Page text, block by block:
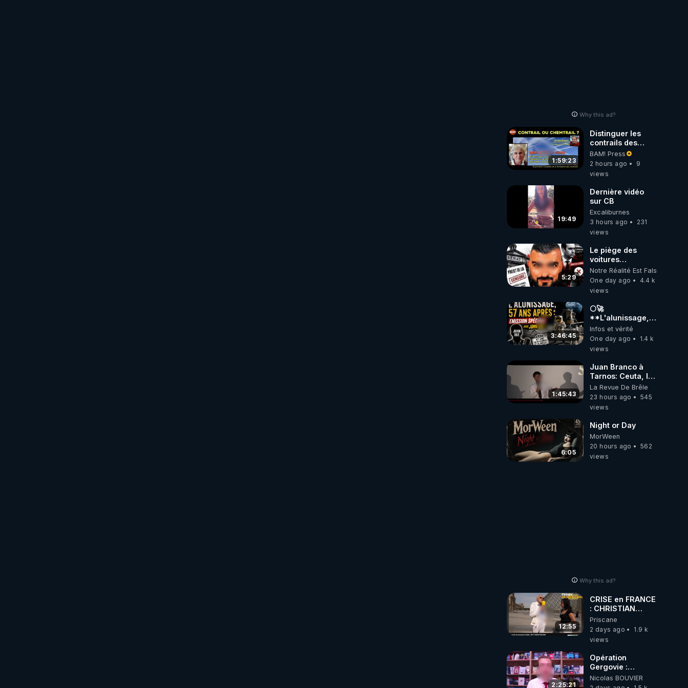
Why this ad?
1:59:23
Distinguer les
contrails des
chemtrails par
Bernadette Bihin
BAM! Press
2 hours ago
9
views
19:49
Dernière vidéo
sur CB
Excaliburnes
3 hours ago
231
views
5:29
Le piège des
voitures
électriques se
referme sur les
usagers !
Notre Réalité Est Falsifiée Et
One day ago
4.4 k
views
3:46:45
🌕🚀
**L'alunissage,
57 ans après :
Émission spéciale
avec John Doe
Infos et vérité
One day ago
1.4 k
views
1:45:43
Juan Branco à
Tarnos: Ceuta, le
narcotrafic et le
pouvoir en France
La Revue De Brêle
23 hours ago
545
views
6:05
Night or Day
MorWeen
20 hours ago
562
views
Why this ad?
12:55
CRISE en FRANCE
: CHRISTIAN
COTTEN FAIT une
étrange
découverte
Priscane
2 days ago
1.9 k
views
2:25:21
Opération
Gergovie :
‪@38resistancegauloise‬
‪@MarionSigautOfficiel‬
Nicolas BOUVIER